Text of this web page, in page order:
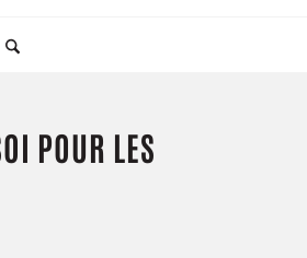
POUR LES